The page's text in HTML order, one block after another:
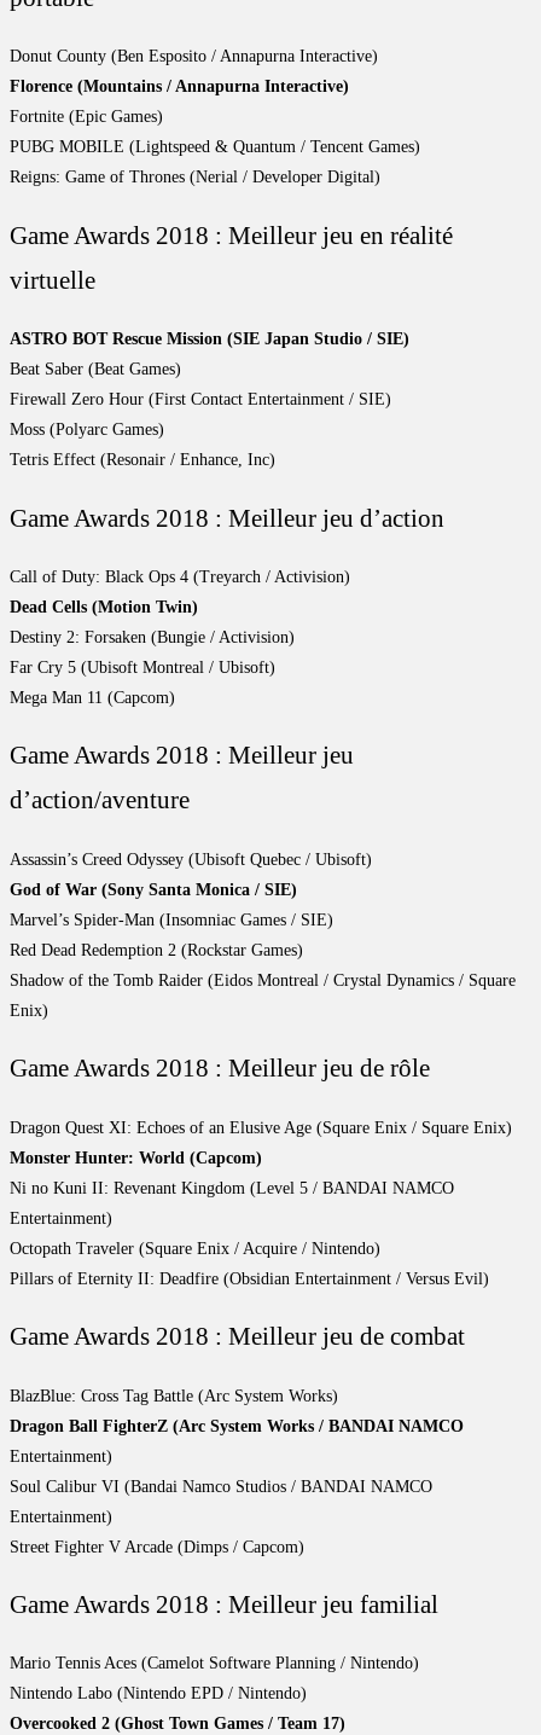
Donut County (Ben Esposito / Annapurna Interactive)
Florence (Mountains / Annapurna Interactive)
Fortnite (Epic Games)
PUBG MOBILE (Lightspeed & Quantum / Tencent Games)
Reigns: Game of Thrones (Nerial / Developer Digital)
Game Awards 2018 : Meilleur jeu en réalité
virtuelle
ASTRO BOT Rescue Mission (SIE Japan Studio / SIE)
Beat Saber (Beat Games)
Firewall Zero Hour (First Contact Entertainment / SIE)
Moss (Polyarc Games)
Tetris Effect (Resonair / Enhance, Inc)
Game Awards 2018 : Meilleur jeu d’action
Call of Duty: Black Ops 4 (Treyarch / Activision)
Dead Cells (Motion Twin)
Destiny 2: Forsaken (Bungie / Activision)
Far Cry 5 (Ubisoft Montreal / Ubisoft)
Mega Man 11 (Capcom)
Game Awards 2018 : Meilleur jeu
d’action/aventure
Assassin’s Creed Odyssey (Ubisoft Quebec / Ubisoft)
God of War (Sony Santa Monica / SIE)
Marvel’s Spider-Man (Insomniac Games / SIE)
Red Dead Redemption 2 (Rockstar Games)
Shadow of the Tomb Raider (Eidos Montreal / Crystal Dynamics / Square
Enix)
Game Awards 2018 : Meilleur jeu de rôle
Dragon Quest XI: Echoes of an Elusive Age (Square Enix / Square Enix)
Monster Hunter: World (Capcom)
Ni no Kuni II: Revenant Kingdom (Level 5 / BANDAI NAMCO
Entertainment)
Octopath Traveler (Square Enix / Acquire / Nintendo)
Pillars of Eternity II: Deadfire (Obsidian Entertainment / Versus Evil)
Game Awards 2018 : Meilleur jeu de combat
BlazBlue: Cross Tag Battle (Arc System Works)
Dragon Ball FighterZ (Arc System Works / BANDAI NAMCO
Entertainment)
Soul Calibur VI (Bandai Namco Studios / BANDAI NAMCO
Entertainment)
Street Fighter V Arcade (Dimps / Capcom)
Game Awards 2018 : Meilleur jeu familial
Mario Tennis Aces (Camelot Software Planning / Nintendo)
Nintendo Labo (Nintendo EPD / Nintendo)
Overcooked 2 (Ghost Town Games / Team 17)